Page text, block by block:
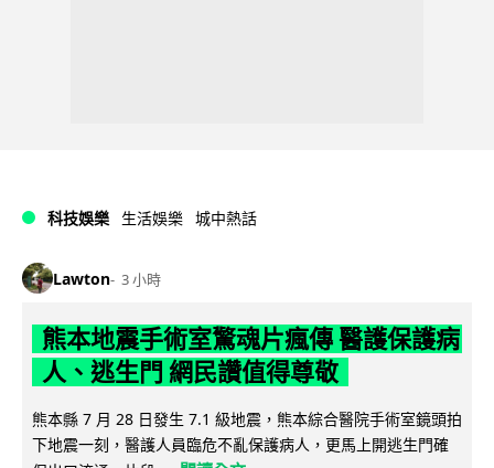
科技娛樂 生活娛樂 城中熱話
Lawton 3 小時
熊本地震手術室驚魂片瘋傳 醫護保護病
人、逃生門 網民讚值得尊敬
熊本縣 7 月 28 日發生 7.1 級地震，熊本綜合醫院手術室鏡頭拍
下地震一刻，醫護人員臨危不亂保護病人，更馬上開逃生門確